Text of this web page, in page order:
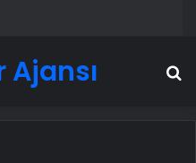
Nasıl Seçilir
Ajansı